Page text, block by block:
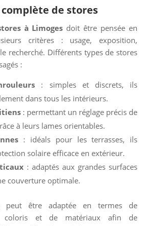
de stores
à Limoges doit être pensée en
critères : usage, exposition,
recherché. Différents types de stores
:
: simples et discrets, ils
dans tous les intérieurs.
: permettant un réglage précis de
à leurs lames orientables.
: idéals pour les terrasses, ils
solaire efficace en extérieur.
: adaptés aux grandes surfaces
couverture optimale.
peut être adaptée en termes de
coloris et de matériaux afin de